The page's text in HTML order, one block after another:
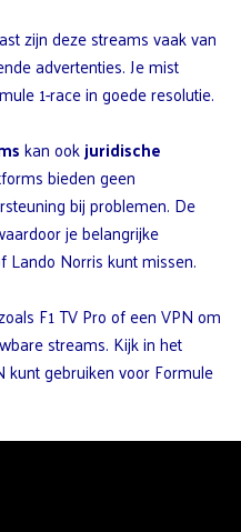
zijn deze streams vaak van
advertenties. Je mist
1-race in goede resolutie.
kan ookjuridische
bieden geen
bij problemen. De
je belangrijke
Norris kunt missen.
F1 TV Pro of een VPN om
streams. Kijk in het
kunt gebruiken voor Formule